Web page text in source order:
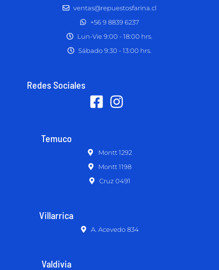
ventas@repuestosfarina.cl
+56 9 8839 6237
Lun-Vie 9:00 - 18:00 hrs.
Sábado 9:30 - 13:00 hrs.
Redes Sociales
Temuco
Montt 1292
Montt 1198
Cruz 0491
Villarrica
A. Acevedo 834
Valdivia